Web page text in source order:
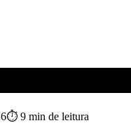
⏱ 9 min de leitura